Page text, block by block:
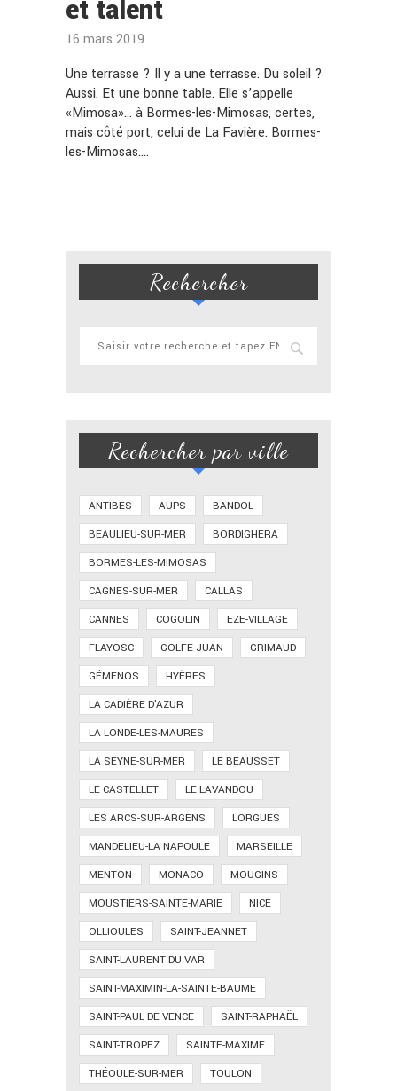
et talent
16 mars 2019
Une terrasse ? Il y a une terrasse. Du soleil ?
Aussi. Et une bonne table. Elle s’appelle
«Mimosa»… à Bormes-les-Mimosas, certes,
mais côté port, celui de La Favière. Bormes-
les-Mimosas.…
Rechercher
Rechercher par ville
ANTIBES AUPS
BANDOL
BEAULIEU-SUR-MER
BORDIGHERA
BORMES-LES-MIMOSAS
CAGNES-SUR-MER
CALLAS
CANNES
COGOLIN
EZE-VILLAGE
FLAYOSC
GOLFE-JUAN
GRIMAUD
GÉMENOS
HYÈRES
LA CADIÈRE D'AZUR
LA LONDE-LES-MAURES
LA SEYNE-SUR-MER
LE BEAUSSET
LE CASTELLET
LE LAVANDOU
LES ARCS-SUR-ARGENS
LORGUES
MANDELIEU-LA NAPOULE
MARSEILLE
MENTON
MONACO
MOUGINS
MOUSTIERS-SAINTE-MARIE
NICE
OLLIOULES
SAINT-JEANNET
SAINT-LAURENT DU VAR
SAINT-MAXIMIN-LA-SAINTE-BAUME
SAINT-PAUL DE VENCE
SAINT-RAPHAËL
SAINT-TROPEZ
SAINTE-MAXIME
THÉOULE-SUR-MER
TOULON